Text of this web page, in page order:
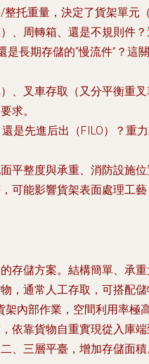
整托重量，決定了貨架單元
、周轉箱、還是不規則件
是長期存儲的“慢流件”？
、叉車存取（又分平衡重
求。
是先進后出（FILO）？重
平整度與承重、消防設施
可能影響貨架表面處理工
存儲方案。結構簡單、承
，通常人工存取，可搭配
架內部作業，空間利用率極
依靠貨物自重實現從入庫
、三層平臺，增加存儲面